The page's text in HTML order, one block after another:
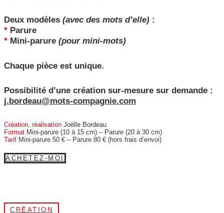
Deux modèles (avec des mots d’elle) :
* Parure
* Mini-parure (pour mini-mots)
Chaque pièce est unique.
Possibilité d’une création sur-mesure sur demande :
j.bordeau@mots-compagnie.com
Création, réalisation Joëlle Bordeau
Format Mini-parure (10 à 15 cm) – Parure (20 à 30 cm)
Tarif Mini-parure 50 € – Parure 80 € (hors frais d’envoi)
ACHETEZ-MOI
CRÉATION